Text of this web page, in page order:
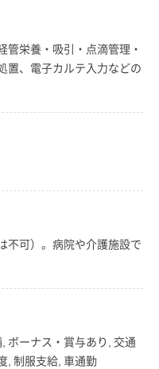
栄養・吸引・点滴管理・
置、電子カルテ入力などの
不可）。病院や介護施設で
ボーナス・賞与あり, 交通
, 制服支給, 車通勤